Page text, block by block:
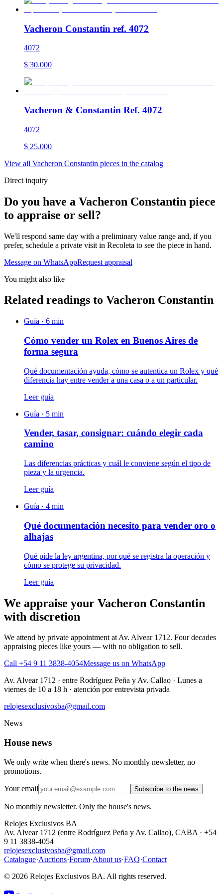
Vacheron Constantin ref. 4072
4072
$ 30.000
Vacheron & Constantin Ref. 4072
4072
$ 25.000
View all Vacheron Constantin pieces in the catalog
Direct inquiry
Do you have a Vacheron Constantin piece
to appraise or sell?
We'll respond same day with a preliminary value range and, if you
prefer, schedule a private visit in Recoleta to see the piece in hand.
Message on WhatsAppRequest appraisal
You might also like
Related readings to Vacheron Constantin
Guía · 6 min
Cómo vender un Rolex en Buenos Aires de
forma segura
Qué documentación ayuda, cómo se autentica un Rolex y qué
diferencia hay entre vender a una casa o a un particular.
Leer guía
Guía · 5 min
Vender, tasar, consignar: cuándo elegir cada
camino
Las diferencias prácticas y cuál le conviene según el tipo de
pieza y la urgencia.
Leer guía
Guía · 4 min
Qué documentación necesito para vender oro o
alhajas
Qué pide la ley argentina, por qué se registra la operación y
cómo se protege su privacidad.
Leer guía
We appraise your Vacheron Constantin
with discretion
We attend by private appointment at Av. Alvear 1712. Four decades
appraising pieces like yours — with no obligation to sell.
Call +54 9 11 3838-4054Message us on WhatsApp
Av. Alvear 1712 · entre Rodríguez Peña y Av. Callao · Lunes a
viernes de 10 a 18 h · atención por entrevista privada
relojesexclusivosba@gmail.com
News
House news
We only write when there's news. No monthly newsletter, no
promotions.
Your email Subscribe to the news
No monthly newsletter. Only the house's news.
Relojes Exclusivos BA
Av. Alvear 1712 (entre Rodríguez Peña y Av. Callao), CABA · +54
9 11 3838-4054
relojesexclusivosba@gmail.com
Catalogue·Auctions·Forum·About us·FAQ·Contact
© 2026 Relojes Exclusivos BA. All rights reserved.